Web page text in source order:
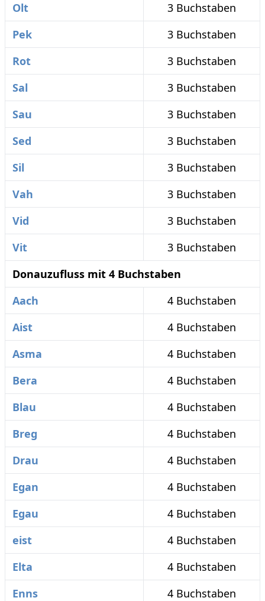
Olt
3 Buchstaben
Pek
3 Buchstaben
Rot
3 Buchstaben
Sal
3 Buchstaben
Sau
3 Buchstaben
Sed
3 Buchstaben
Sil
3 Buchstaben
Vah
3 Buchstaben
Vid
3 Buchstaben
Vit
3 Buchstaben
Donauzufluss mit 4 Buchstaben
Aach
4 Buchstaben
Aist
4 Buchstaben
Asma
4 Buchstaben
Bera
4 Buchstaben
Blau
4 Buchstaben
Breg
4 Buchstaben
Drau
4 Buchstaben
Egan
4 Buchstaben
Egau
4 Buchstaben
eist
4 Buchstaben
Elta
4 Buchstaben
Enns
4 Buchstaben